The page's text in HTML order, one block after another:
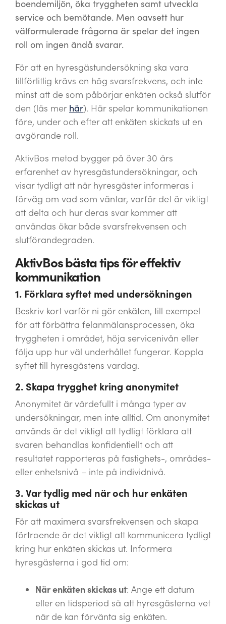
boendemiljön, öka tryggheten samt utveckla
service och bemötande. Men oavsett hur
välformulerade frågorna är spelar det ingen
roll om ingen ändå svarar.
För att en hyresgästundersökning ska vara
tillförlitlig krävs en hög svarsfrekvens, och inte
minst att de som påbörjar enkäten också slutför
den (läs mer här). Här spelar kommunikationen
före, under och efter att enkäten skickats ut en
avgörande roll.
AktivBos metod bygger på över 30 års
erfarenhet av hyresgästundersökningar, och
visar tydligt att när hyresgäster informeras i
förväg om vad som väntar, varför det är viktigt
att delta och hur deras svar kommer att
användas ökar både svarsfrekvensen och
slutförandegraden.
AktivBos bästa tips för effektiv
kommunikation
1. Förklara syftet med undersökningen
Beskriv kort varför ni gör enkäten, till exempel
för att förbättra felanmälansprocessen, öka
tryggheten i området, höja servicenivån eller
följa upp hur väl underhållet fungerar. Koppla
syftet till hyresgästens vardag.
2. Skapa trygghet kring anonymitet
Anonymitet är värdefullt i många typer av
undersökningar, men inte alltid. Om anonymitet
används är det viktigt att tydligt förklara att
svaren behandlas konfidentiellt och att
resultatet rapporteras på fastighets-, områdes-
eller enhetsnivå – inte på individnivå.
3. Var tydlig med när och hur enkäten
skickas ut
För att maximera svarsfrekvensen och skapa
förtroende är det viktigt att kommunicera tydligt
kring hur enkäten skickas ut. Informera
hyresgästerna i god tid om:
När enkäten skickas ut: Ange ett datum
eller en tidsperiod så att hyresgästerna vet
när de kan förvänta sig enkäten.